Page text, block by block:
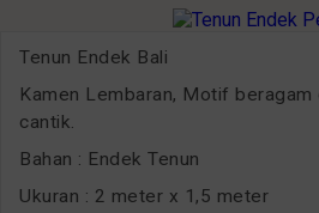
Tenun Endek Bali
Kamen Lembaran, Motif beragam
cantik.
Bahan : Endek Tenun
Ukuran : 2 meter x 1,5 meter